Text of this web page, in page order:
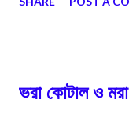
নয়। প্রাচীন ভারতের মুনি-
ভরা কোটাল ও